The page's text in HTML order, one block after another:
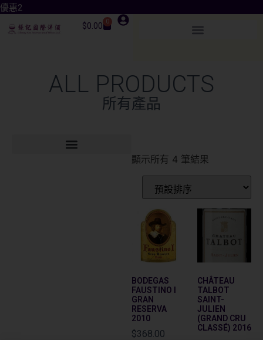
優惠2
$0.00 0
ALL PRODUCTS
所有產品
顯示所有 4 筆結果
BODEGAS
FAUSTINO I
GRAN
RESERVA
2010
$368.00
CHÂTEAU
TALBOT
SAINT-
JULIEN
(GRAND CRU
CLASSÉ) 2016